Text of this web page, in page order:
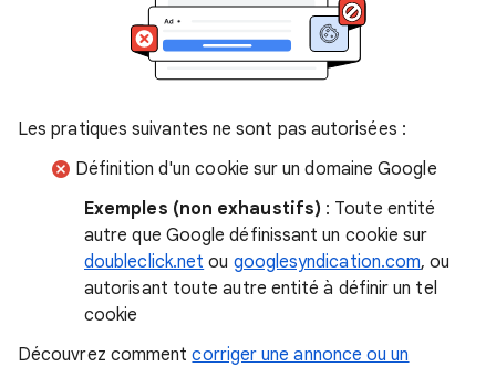
Les pratiques suivantes ne sont pas autorisées :
Définition d'un cookie sur un domaine Google
Exemples (non exhaustifs) : Toute entité
autre que Google définissant un cookie sur
doubleclick.net ou googlesyndication.com, ou
autorisant toute autre entité à définir un tel
cookie
Découvrez commentcorriger une annonce ou un